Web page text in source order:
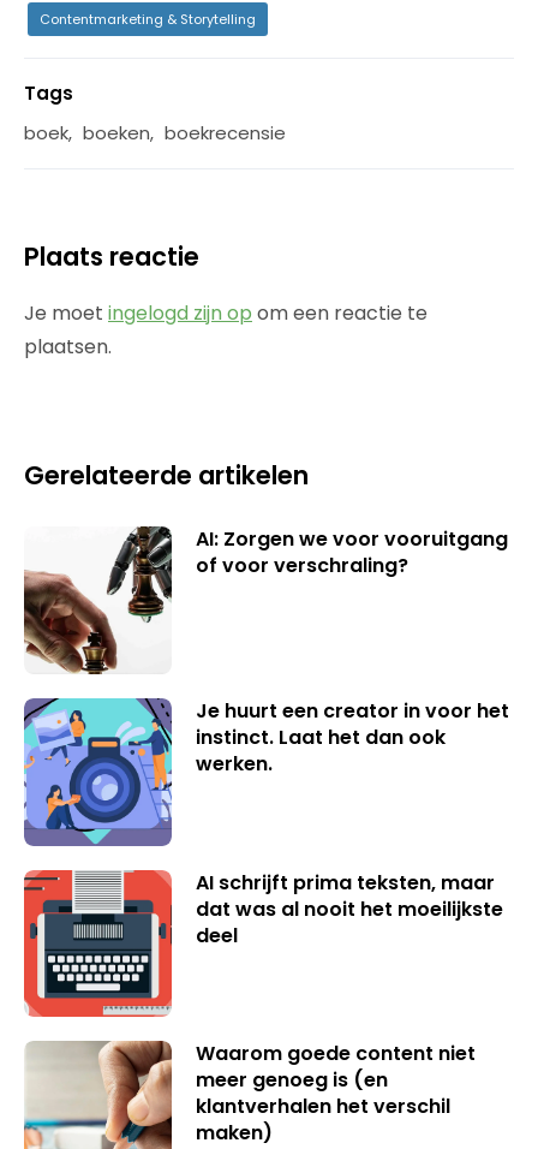
Contentmarketing & Storytelling
Tags
boek, boeken, boekrecensie
Plaats reactie
Je moet ingelogd zijn op om een reactie te
plaatsen.
Gerelateerde artikelen
AI: Zorgen we voor vooruitgang
of voor verschraling?
Je huurt een creator in voor het
instinct. Laat het dan ook
werken.
AI schrijft prima teksten, maar
dat was al nooit het moeilijkste
deel
Waarom goede content niet
meer genoeg is (en
klantverhalen het verschil
maken)